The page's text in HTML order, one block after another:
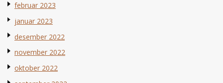
februar 2023
januar 2023
desember 2022
november 2022
oktober 2022